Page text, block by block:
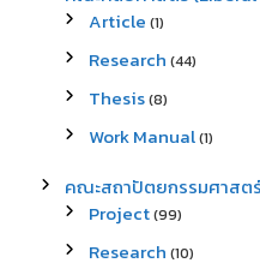
Article (1)
Research (44)
Thesis(8)
Work Manual(1)
คณะสถาปัตยกรรมศาสต
Project(99)
Research (10)